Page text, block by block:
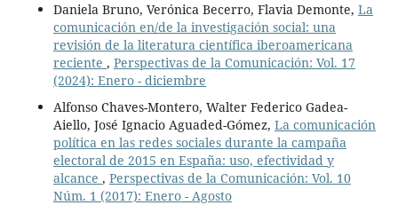
Daniela Bruno, Verónica Becerro, Flavia Demonte, La
comunicación en/de la investigación social: una
revisión de la literatura científica iberoamericana
reciente , Perspectivas de la Comunicación: Vol. 17
(2024): Enero - diciembre
Alfonso Chaves-Montero, Walter Federico Gadea-
Aiello, José Ignacio Aguaded-Gómez, La comunicación
política en las redes sociales durante la campaña
electoral de 2015 en España: uso, efectividad y
alcance , Perspectivas de la Comunicación: Vol. 10
Núm. 1 (2017): Enero - Agosto